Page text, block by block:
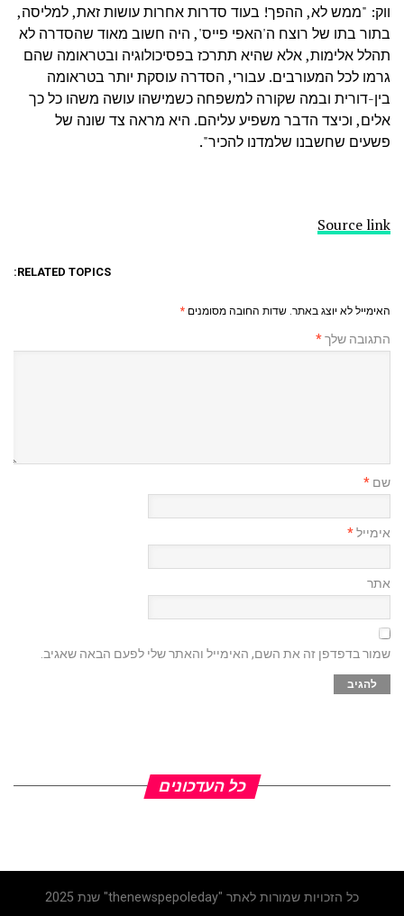
ווק: "ממש לא, ההפך! בעוד סדרות אחרות עושות זאת, למליסה,
בתור בתו של רוצח ה'האפי פייס', היה חשוב מאוד שהסדרה לא
תהלל אלימות, אלא שהיא תתרכז בפסיכולוגיה ובטראומה שהם
גרמו לכל המעורבים. עבורי, הסדרה עוסקת יותר בטראומה
בין-דורית ובמה שקורה למשפחה כשמישהו עושה משהו כל כך
אלים, וכיצד הדבר משפיע עליהם. היא מראה צד שונה של
פשעים שחשבנו שלמדנו להכיר".
Source link
RELATED TOPICS:
האימייל לא יוצג באתר. שדות החובה מסומנים *
התגובה שלך*
שם *
אימייל*
אתר
שמור בדפדפן זה את השם, האימייל והאתר שלי לפעם הבאה שאגיב.
כל העדכונים
כל הזכויות שמורות לאתר "thenewspepoleday" שנת 2025